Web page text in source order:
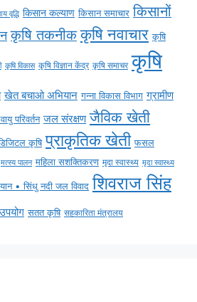
वृद्धि किसान कल्याण किसान समाचार किसानों
कृषि तकनीक कृषि नवाचार कृषि
कृषि विकास कृषि विज्ञान केंद्र कृषि समाचर कृषि
खेत बचाओ अभियान गन्ना विकास विभाग ग्रामीण
परिवर्तन जल संरक्षण जैविक खेती
कृषि प्राकृतिक खेती फसल
मत्स्य पालन महिला सशक्तिकरण मृदा स्वास्थ्य मृदा स्वास्थ्य
• सिंधु नदी जल विवाद शिवराज सिंह
सतत कृषि सहकारिता मंत्रालय